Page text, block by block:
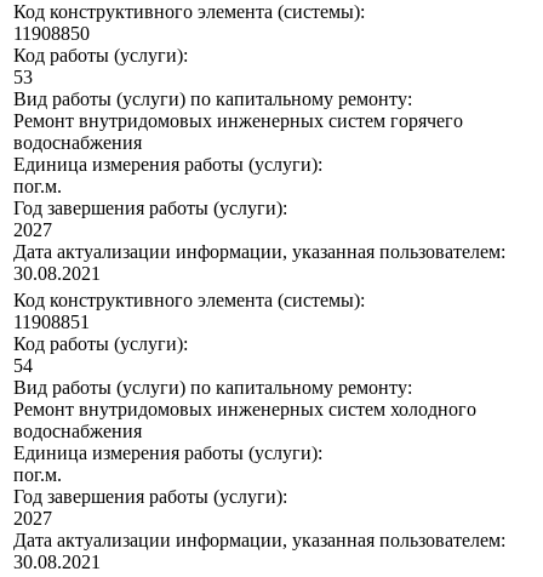
Код конструктивного элемента (системы):
11908850
Код работы (услуги):
53
Вид работы (услуги) по капитальному ремонту:
Ремонт внутридомовых инженерных систем горячего
водоснабжения
Единица измерения работы (услуги):
пог.м.
Год завершения работы (услуги):
2027
Дата актуализации информации, указанная пользователем:
30.08.2021
Код конструктивного элемента (системы):
11908851
Код работы (услуги):
54
Вид работы (услуги) по капитальному ремонту:
Ремонт внутридомовых инженерных систем холодного
водоснабжения
Единица измерения работы (услуги):
пог.м.
Год завершения работы (услуги):
2027
Дата актуализации информации, указанная пользователем:
30.08.2021